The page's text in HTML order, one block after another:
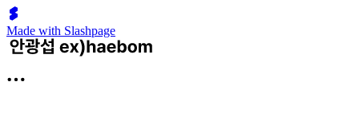
Made with Slashpage